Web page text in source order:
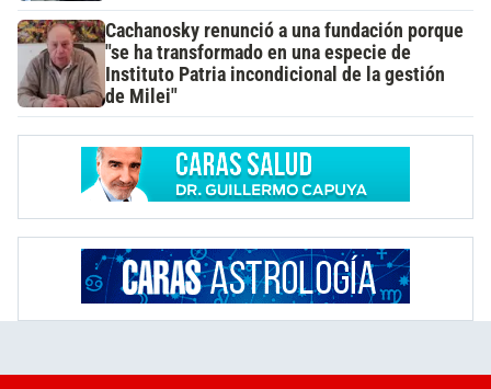
Cachanosky renunció a una fundación porque
"se ha transformado en una especie de
Instituto Patria incondicional de la gestión
de Milei"